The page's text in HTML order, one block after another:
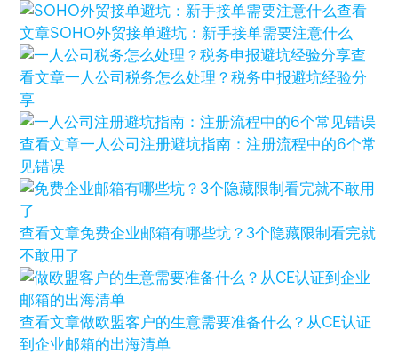
查看
文章SOHO外贸接单避坑：新手接单需要注意什么
查
看文章一人公司税务怎么处理？税务申报避坑经验分
享
查看文章一人公司注册避坑指南：注册流程中的6个常
见错误
查看文章免费企业邮箱有哪些坑？3个隐藏限制看完就
不敢用了
查看文章做欧盟客户的生意需要准备什么？从CE认证
到企业邮箱的出海清单